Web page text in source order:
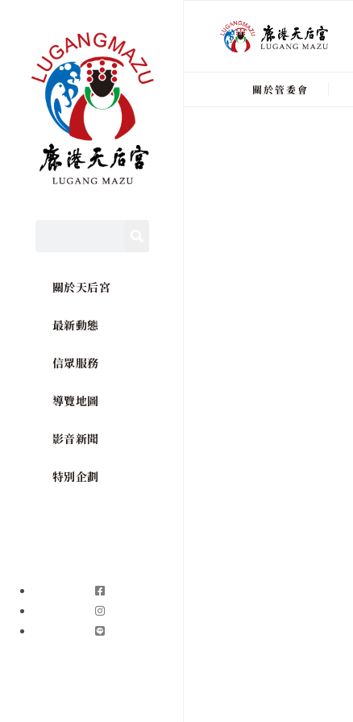
關於天后宮
最新動態
信眾服務
導覽地圖
影音新聞
特別企劃
關於管委會